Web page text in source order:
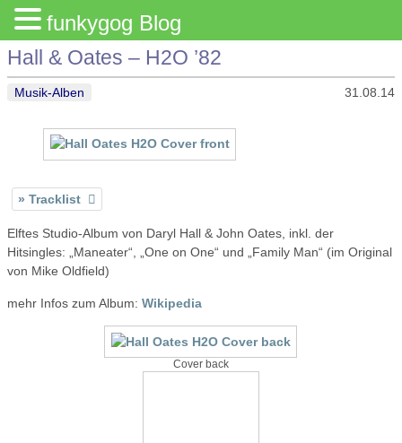
Hall & Oates – H2O ’82
Musik-Alben 31.08.14
Tracklist
Elftes Studio-Album von Daryl Hall & John Oates, inkl. der
Hitsingles: „Maneater“, „One on One“ und „Family Man“ (im Original
von Mike Oldfield)
mehr Infos zum Album: Wikipedia
Cover back
funkygog Blog